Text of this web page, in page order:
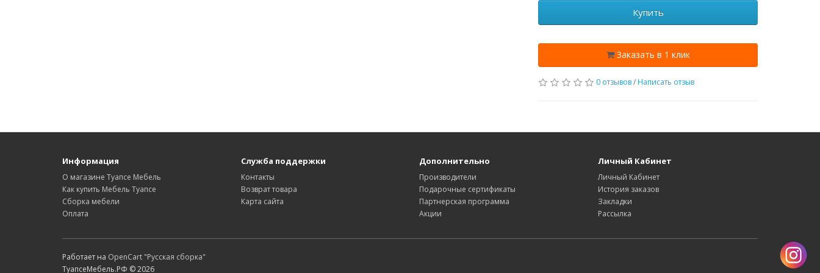
Купить
Заказать в 1 клик
0 отзывов/ Написать отзыв
Информация
О магазине Туапсе Мебель
Как купить Мебель Туапсе
Сборка мебели
Оплата
Служба поддержки
Контакты
Возврат товара
Карта сайта
Дополнительно
Производители
Подарочные сертификаты
Партнерская программа
Акции
Личный Кабинет
Личный Кабинет
История заказов
Закладки
Рассылка
Работает на OpenCart "Русская сборка"
ТуапсеМебель.РФ © 2026